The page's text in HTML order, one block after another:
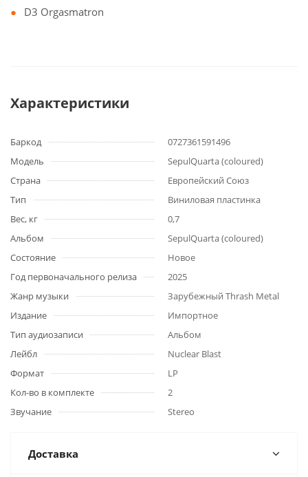
D3 Orgasmatron
Характеристики
Баркод
0727361591496
Модель
SepulQuarta (coloured)
Страна
Европейский Союз
Тип
Виниловая пластинка
Вес, кг
0,7
Альбом
SepulQuarta (coloured)
Состояние
Новое
Год первоначального релиза
2025
Жанр музыки
Зарубежный Thrash Metal
Издание
Импортное
Тип аудиозаписи
Альбом
Лейбл
Nuclear Blast
Формат
LP
Кол-во в комплекте
2
Звучание
Stereo
Доставка